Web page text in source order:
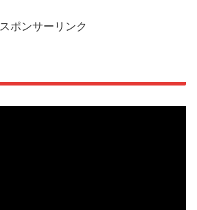
スポンサーリンク